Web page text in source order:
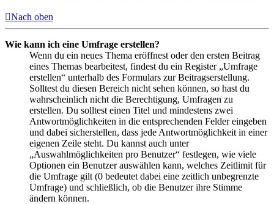
Nach oben
Wie kann ich eine Umfrage erstellen?
Wenn du ein neues Thema eröffnest oder den ersten Beitrag
eines Themas bearbeitest, findest du ein Register „Umfrage
erstellen“ unterhalb des Formulars zur Beitragserstellung.
Solltest du diesen Bereich nicht sehen können, so hast du
wahrscheinlich nicht die Berechtigung, Umfragen zu
erstellen. Du solltest einen Titel und mindestens zwei
Antwortmöglichkeiten in die entsprechenden Felder eingeben
und dabei sicherstellen, dass jede Antwortmöglichkeit in einer
eigenen Zeile steht. Du kannst auch unter
„Auswahlmöglichkeiten pro Benutzer“ festlegen, wie viele
Optionen ein Benutzer auswählen kann, welches Zeitlimit für
die Umfrage gilt (0 bedeutet dabei eine zeitlich unbegrenzte
Umfrage) und schließlich, ob die Benutzer ihre Stimme
ändern können.